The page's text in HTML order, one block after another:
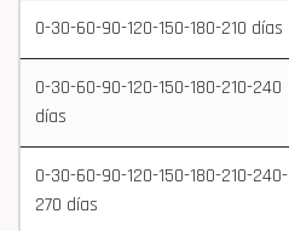
0-30-60-90-120-150-180-210 días
0-30-60-90-120-150-180-210-240
días
0-30-60-90-120-150-180-210-240-
270 días